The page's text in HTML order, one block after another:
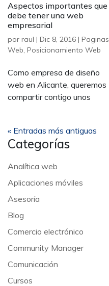
Aspectos importantes que
debe tener una web
empresarial
por raul | Dic 8, 2016 | Paginas
Web, Posicionamiento Web
Como empresa de diseño
web en Alicante, queremos
compartir contigo unos
« Entradas más antiguas
Categorías
Analítica web
Aplicaciones móviles
Asesoría
Blog
Comercio electrónico
Community Manager
Comunicación
Cursos